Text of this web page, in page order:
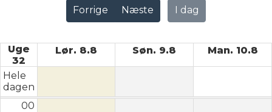
Forrige Næste I dag
Uge
32
Lør. 8.8 Søn. 9.8 Man. 10.8
Hele
dagen
00